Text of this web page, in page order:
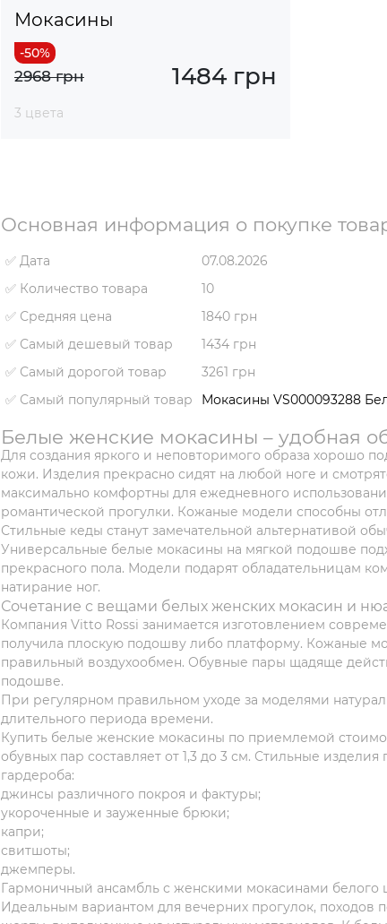
Мокасины
1484 грн
2968 грн
3 цвета
Основная информация о покупке
✅ Дата
07.08.2026
✅ Количество товара
10
✅ Средняя цена
1840 грн
✅ Самый дешевый товар
1434 грн
✅ Самый дорогой товар
3261 грн
✅ Самый популярный товар
Мокасины VS000093288
Белые женские мокасины – удобная
Для создания яркого и неповторимого образа хорошо
кожи. Изделия прекрасно сидят на любой ноге и
максимально комфортны для ежедневного
романтической прогулки. Кожаные модели способны
Стильные кеды станут замечательной альтернативой
Универсальные белые мокасины на мягкой подошве
прекрасного пола. Модели подарят обладательницам
натирание ног.
Сочетание с вещами белых женских мокасин и
Компания Vitto Rossi занимается изготовлением
получила плоскую подошву либо платформу. Кожаные
правильный воздухообмен. Обувные пары щадяще
подошве.
При регулярном правильном уходе за моделями
длительного периода времени.
Купить белые женские мокасины по приемлемой
обувных пар составляет от 1,3 до 3 см. Стильные
гардероба:
джинсы различного покроя и фактуры;
укороченные и зауженные брюки;
капри;
свитшоты;
джемперы.
Гармоничный ансамбль с женскими мокасинами
Идеальным вариантом для вечерних прогулок, походов